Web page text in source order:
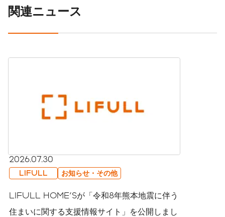
関連ニュース
2026.07.30
LIFULL お知らせ・その他
LIFULL HOME'Sが「令和8年熊本地震に伴う
住まいに関する支援情報サイト」を公開しまし